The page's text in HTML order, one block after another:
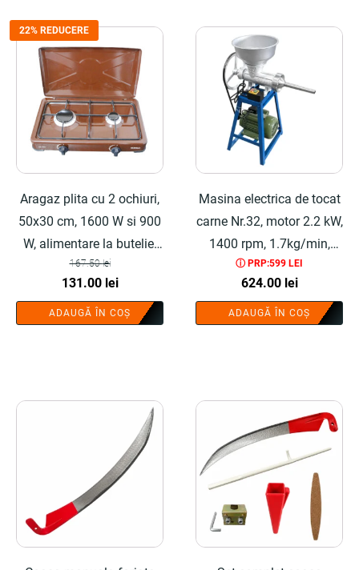
22% REDUCERE
Aragaz plita cu 2 ochiuri,
50x30 cm, 1600 W si 900
W, alimentare la butelie,
maro - COBI SMART®
167.50lei
Prețul
inițial
a
131.00 leiPrețul
curent
este:
ADAUGĂ ÎN COȘ
Masina electrica de tocat
carne Nr.32, motor 2.2 kW,
1400 rpm, 1.7kg/min,
bobinaj cupru 100%,
include adaptor carnati,
67x39x30 cm, buton
ⓘ PRP:599 LEI
624.00 lei
ADAUGĂ ÎN COȘ